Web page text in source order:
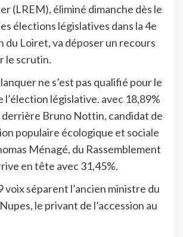
(LREM), éliminé dimanche dès le
élections législatives dans la 4e
du Loiret, va déposer un recours
le scrutin.
ne s’est pas qualifié pour le
l’élection législative. avec 18,89%
Bruno Nottin, candidat de
populaire écologique et sociale
Ménagé, du Rassemblement
en tête avec 31,45%.
voix séparent l’ancien ministre du
le privant de l’accession au